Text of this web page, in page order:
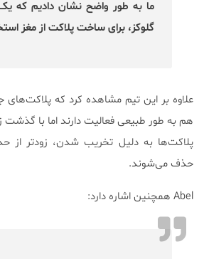
ما به طور واضح نشان دادیم که
گلوکز، برای ساخت پلاکت از مغز
علاوه بر این تیم مشاهده کرد که پلاکت‌های
هم به طور طبیعی فعالیت دارند اما با گذشت
پلاکت‌ها به دلیل تخریب شدن، زودتر از
حذف می‌شوند.
Abel همچنین اشاره دارد: